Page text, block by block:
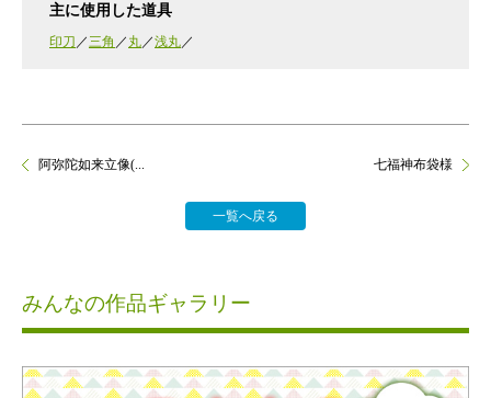
主に使用した道具
印刀 三角 丸 浅丸
阿弥陀如来立像(...
一覧へ戻る
七福神布袋様
みんなの作品ギャラリー